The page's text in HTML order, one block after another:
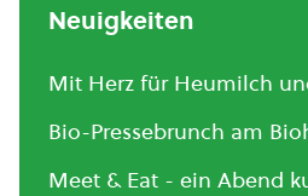
Neuigkeiten
Mit Herz für Heumilch
Bio-Pressebrunch am
Meet & Eat - ein Abend